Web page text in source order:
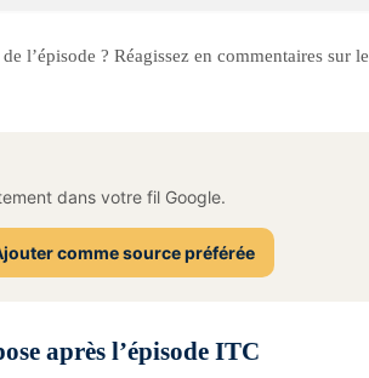
l’épisode ? Réagissez en commentaires sur le
dans votre fil Google.
comme source préférée
après l’épisode ITC